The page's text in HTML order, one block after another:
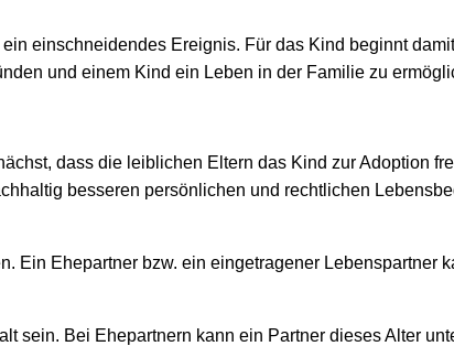
einschneidendes Ereignis. Für das Kind beginnt
und einem Kind ein Leben in der Familie zu
dass die leiblichen Eltern das Kind zur Adoption
besseren persönlichen und rechtlichen
Ein Ehepartner bzw. ein eingetragener Lebenspartner
sein. Bei Ehepartnern kann ein Partner dieses Alter